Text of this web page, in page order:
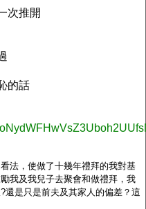
次推開
的話
法，使做了十幾年禮拜的我對基
我及我兒子去聚會和做禮拜，我
?還是只是前夫及其家人的偏差？這